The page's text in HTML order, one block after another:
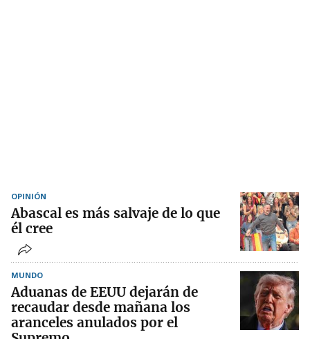
OPINIÓN
Abascal es más salvaje de lo que
él cree
MUNDO
Aduanas de EEUU dejarán de
recaudar desde mañana los
aranceles anulados por el